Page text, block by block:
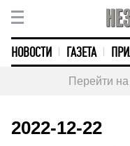
НОВОСТИ ГАЗЕТА
Перейти
2022-12-22